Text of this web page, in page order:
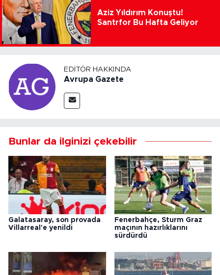
Aziz Yıldırım Konuştu!
Santrfor Bu Hafta Geliyor
EDITÖR HAKKINDA
Avrupa Gazete
Bunlar da ilginizi çekebilir
Galatasaray, son provada
Villarreal'e yenildi
Fenerbahçe, Sturm Graz
maçının hazırlıklarını
sürdürdü